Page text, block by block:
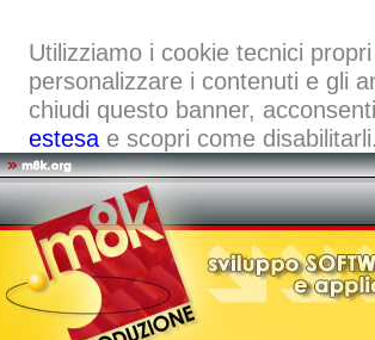
Utilizziamo i cookie tecnici
personalizzare i contenuti e gli
chiudi questo banner,
estesae scopri come